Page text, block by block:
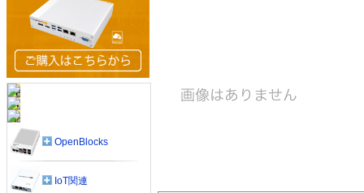
OpenBlocks
IoT関連